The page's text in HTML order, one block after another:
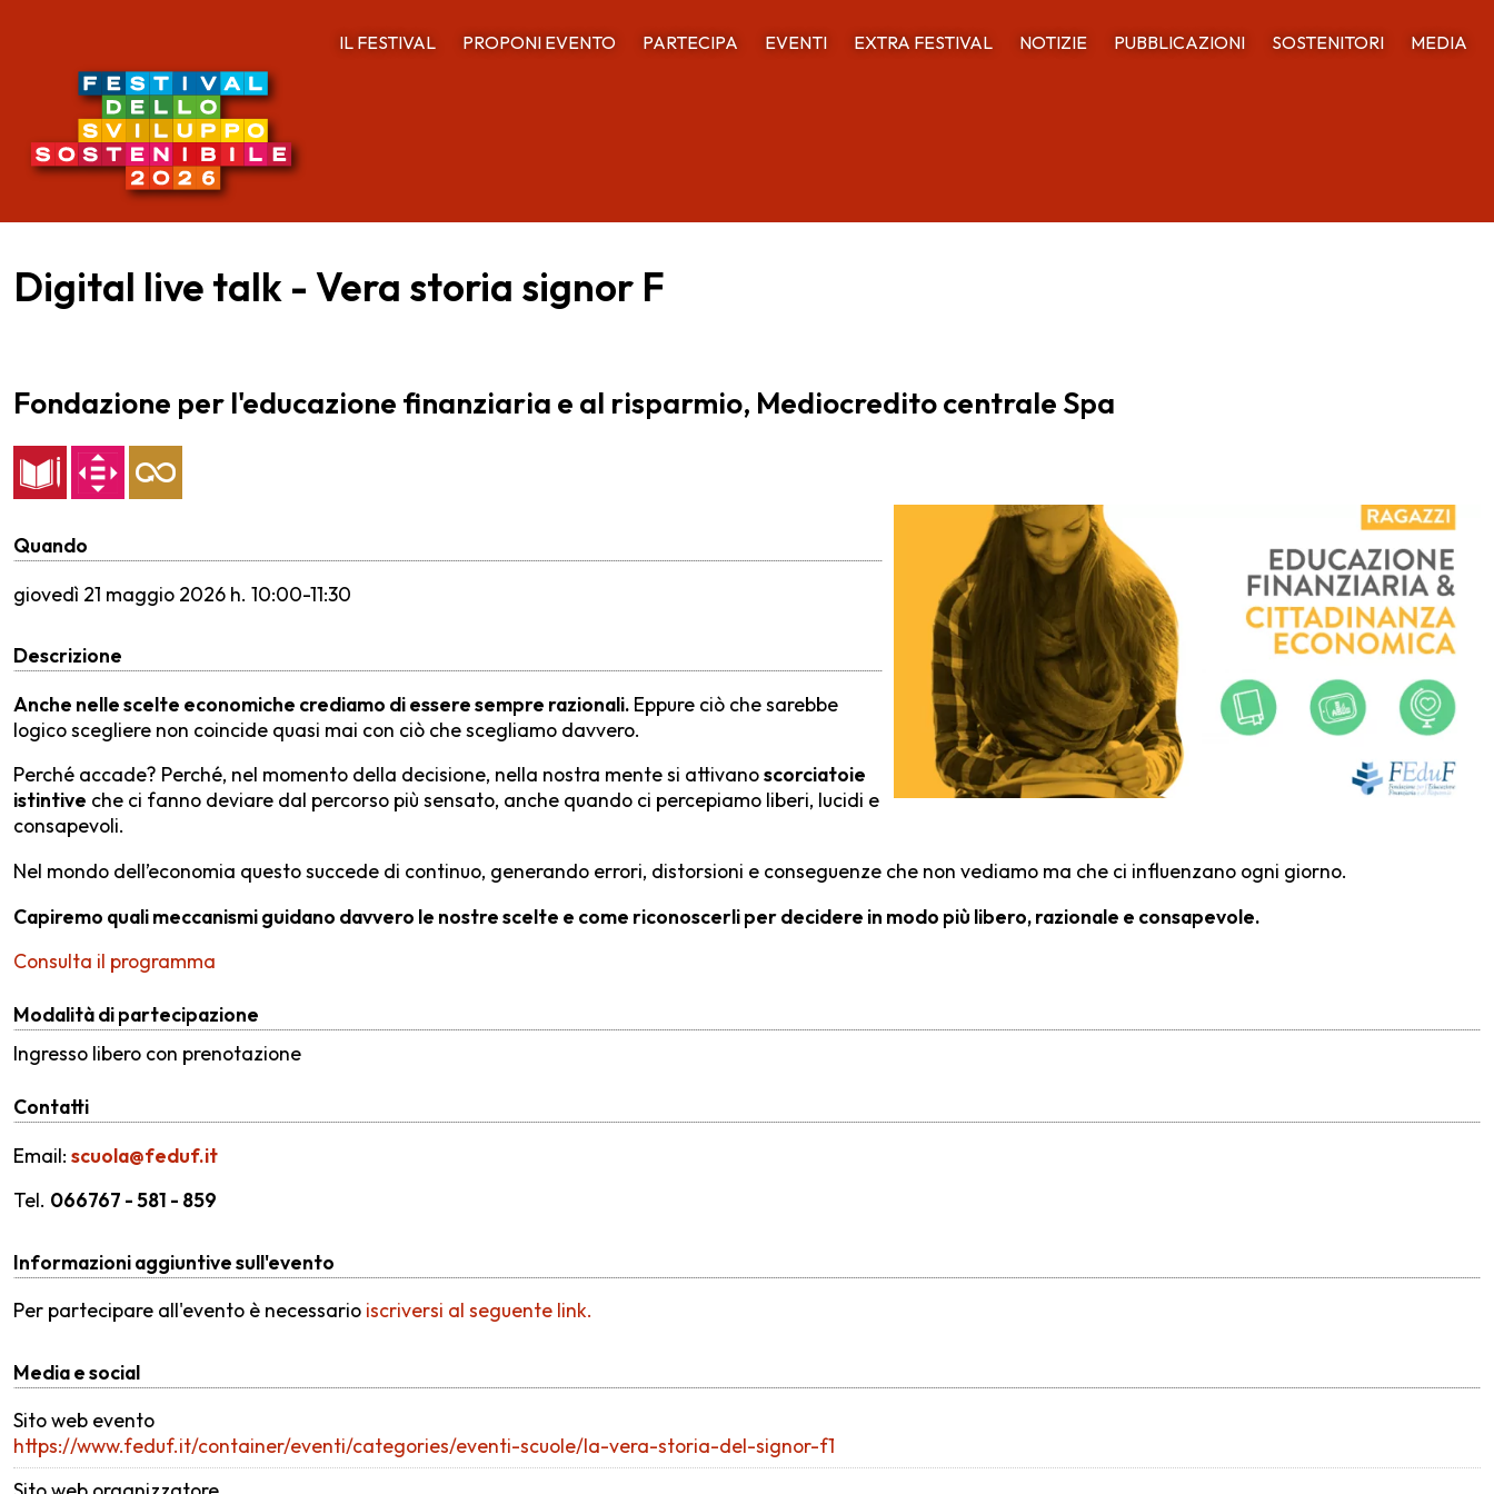
IL FESTIVAL PROPONI EVENTO PARTECIPA EVENTI EXTRA FESTIVAL NOTIZIE PUBBLICAZIONI SOSTENITORI MEDIA
Digital live talk - Vera storia signor F
Fondazione per l'educazione finanziaria e al risparmio, Mediocredito centrale Spa
Quando
giovedì 21 maggio 2026 h. 10:00-11:30
Descrizione
Anche nelle scelte economiche crediamo di essere sempre razionali. Eppure ciò che sarebbe
logico scegliere non coincide quasi mai con ciò che scegliamo davvero.
Perché accade? Perché, nel momento della decisione, nella nostra mente si attivanoscorciatoie
istintive che ci fanno deviare dal percorso più sensato, anche quando ci percepiamo liberi, lucidi e
consapevoli.
Nel mondo dell’economia questo succede di continuo, generando errori, distorsioni e conseguenze che non vediamo ma che ci influenzano ogni giorno.
Capiremo quali meccanismi guidano davvero le nostre scelte e come riconoscerli per decidere in modo più libero, razionale e consapevole.
Consulta il programma
Modalità di partecipazione
Ingresso libero con prenotazione
Contatti
Email: scuola@feduf.it
Tel. 066767 - 581 - 859
Informazioni aggiuntive sull'evento
Per partecipare all'evento è necessario iscriversi al seguente link.
Media e social
Sito web evento
https://www.feduf.it/container/eventi/categories/eventi-scuole/la-vera-storia-del-signor-f1